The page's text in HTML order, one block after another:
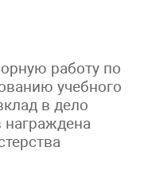
работу по
учебного
в дело
награждена